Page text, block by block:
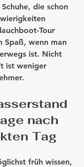
die schon
Tour
Spaß, wenn man
ist. Nicht
ist weniger
nach
Tag
früh wissen,